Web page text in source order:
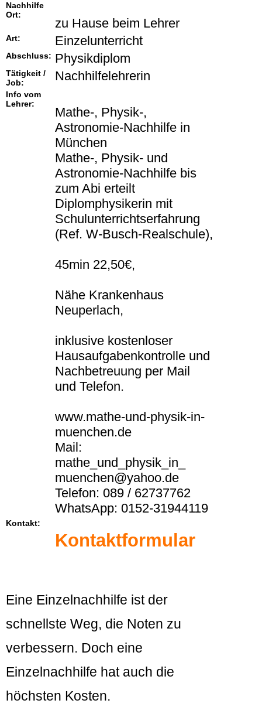
Nachhilfe
Ort:
zu Hause beim Lehrer
Art: Einzelunterricht
Abschluss: Physikdiplom
Tätigkeit /
Job:
Nachhilfelehrerin
Info vom
Lehrer:
Mathe-, Physik-,
Astronomie-Nachhilfe in
München
Mathe-, Physik- und
Astronomie-Nachhilfe bis
zum Abi erteilt
Diplomphysikerin mit
Schulunterrichtserfahrung
(Ref. W-Busch-Realschule),
45min 22,50€,
Nähe Krankenhaus
Neuperlach,
inklusive kostenloser
Hausaufgabenkontrolle und
Nachbetreuung per Mail
und Telefon.
www.mathe-und-physik-in-
muenchen.de
Mail:
mathe_und_physik_in_
muenchen@yahoo.de
Telefon: 089 / 62737762
WhatsApp: 0152-31944119
Kontakt:
Kontaktformular
Eine Einzelnachhilfe ist der
schnellste Weg, die Noten zu
verbessern. Doch eine
Einzelnachhilfe hat auch die
höchsten Kosten.